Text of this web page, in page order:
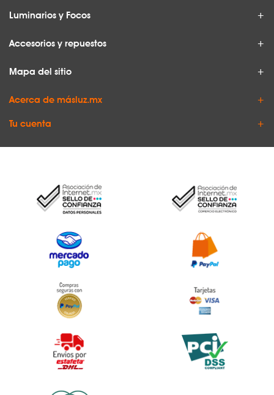
Luminarios y Focos
Accesorios y repuestos
Mapa del sitio
Acerca de másluz.mx
Tu cuenta